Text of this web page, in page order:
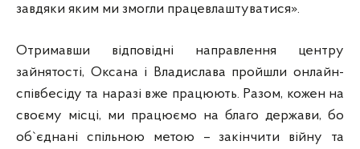
завдяки яким ми змогли працевлаштуватися».
Отримавши відповідні направлення центру
зайнятості, Оксана і Владислава пройшли онлайн-
співбесіду та наразі вже працюють. Разом, кожен на
своєму місці, ми працюємо на благо держави, бо
об`єднані спільною метою – закінчити війну та